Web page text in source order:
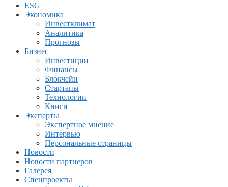
ESG
Экономика
Инвестклимат
Аналитика
Прогнозы
Бизнес
Инвестиции
Финансы
Блокчейн
Стартапы
Технологии
Книги
Эксперты
Экспертное мнение
Интервью
Персональные страницы
Новости
Новости партнеров
Галерея
Спецпроекты